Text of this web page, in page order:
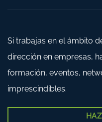
Si trabajas en el ámbito
dirección en empresas,
formación, eventos,
imprescindibles.